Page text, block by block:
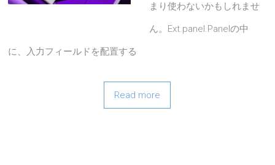
まり使わないかもしれませ
ん。Ext.panel.Panelの中
に、入力フィールドを配置する
Read more